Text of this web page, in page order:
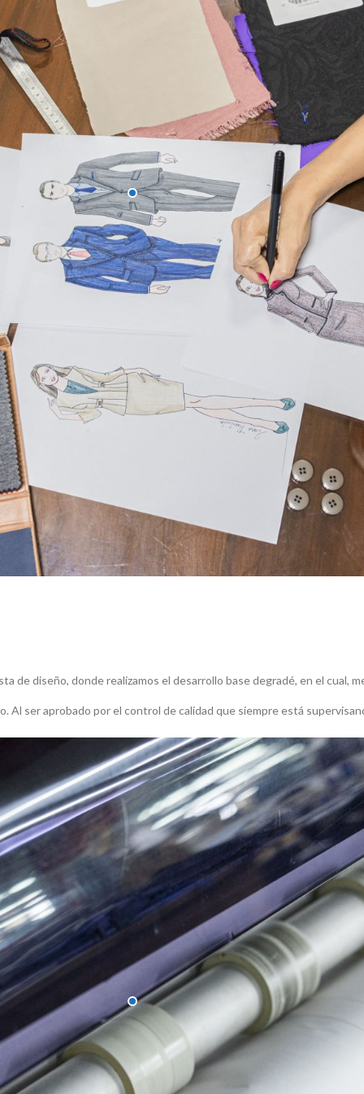
de diseño, donde realizamos el desarrollo base degradé, en el cual,
ser aprobado por el control de calidad que siempre está